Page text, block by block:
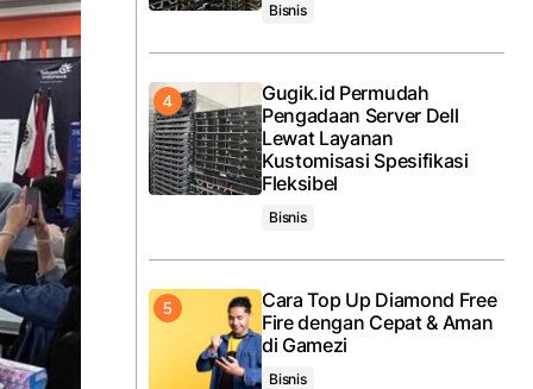
Bisnis
Gugik.id Permudah
Pengadaan Server Dell
Lewat Layanan
Kustomisasi Spesifikasi
Fleksibel
Bisnis
Cara Top Up Diamond Free
Fire dengan Cepat & Aman
di Gamezi
Bisnis